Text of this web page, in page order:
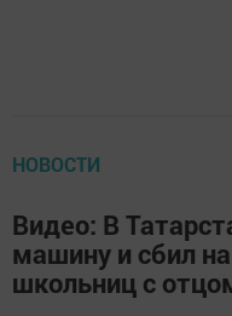
НОВОСТИ
Видео: В
машину и сбил
школьниц с